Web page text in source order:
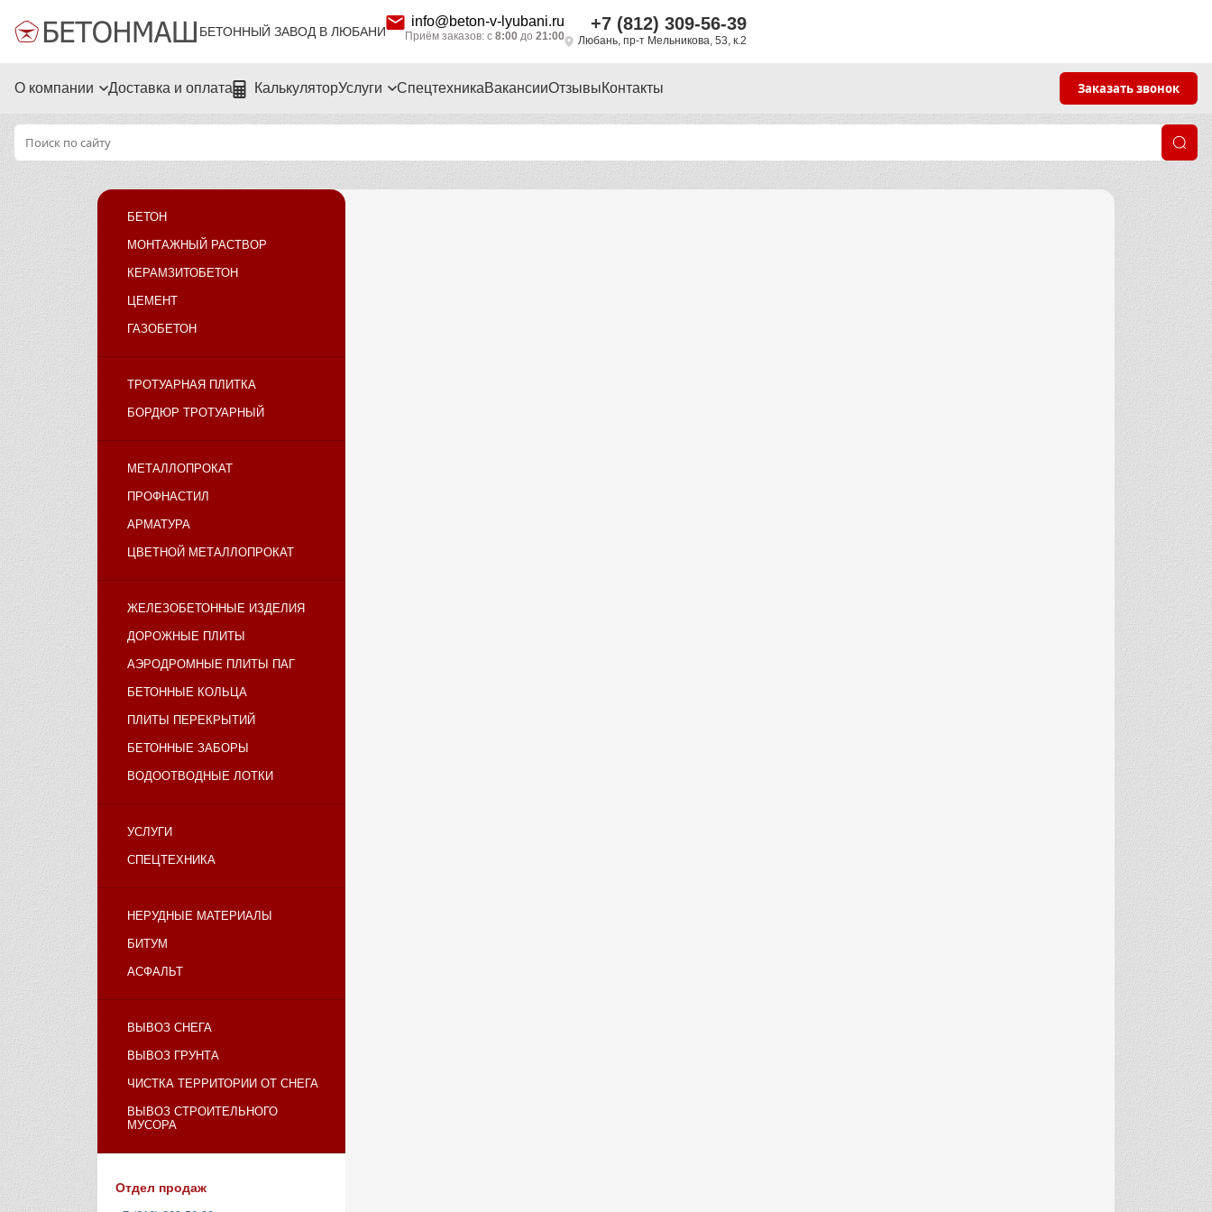
БЕТОННЫЙ ЗАВОД В ЛЮБАНИ
info@beton-v-lyubani.ru
Приём заказов: с 8:00 до 21:00
+7 (812) 309-56-39
Любань, пр-т Мельникова, 53, к.2
О компании Доставка и оплата КалькуляторУслуги СпецтехникаВакансииОтзывыКонтакты Заказать звонок
БЕТОН
МОНТАЖНЫЙ РАСТВОР
КЕРАМЗИТОБЕТОН
ЦЕМЕНТ
ГАЗОБЕТОН
ТРОТУАРНАЯ ПЛИТКА
БОРДЮР ТРОТУАРНЫЙ
МЕТАЛЛОПРОКАТ
ПРОФНАСТИЛ
АРМАТУРА
ЦВЕТНОЙ МЕТАЛЛОПРОКАТ
ЖЕЛЕЗОБЕТОННЫЕ ИЗДЕЛИЯ
ДОРОЖНЫЕ ПЛИТЫ
АЭРОДРОМНЫЕ ПЛИТЫ ПАГ
БЕТОННЫЕ КОЛЬЦА
ПЛИТЫ ПЕРЕКРЫТИЙ
БЕТОННЫЕ ЗАБОРЫ
ВОДООТВОДНЫЕ ЛОТКИ
УСЛУГИ
СПЕЦТЕХНИКА
НЕРУДНЫЕ МАТЕРИАЛЫ
БИТУМ
АСФАЛЬТ
ВЫВОЗ СНЕГА
ВЫВОЗ ГРУНТА
ЧИСТКА ТЕРРИТОРИИ ОТ СНЕГА
ВЫВОЗ СТРОИТЕЛЬНОГО
МУСОРА
Отдел продаж